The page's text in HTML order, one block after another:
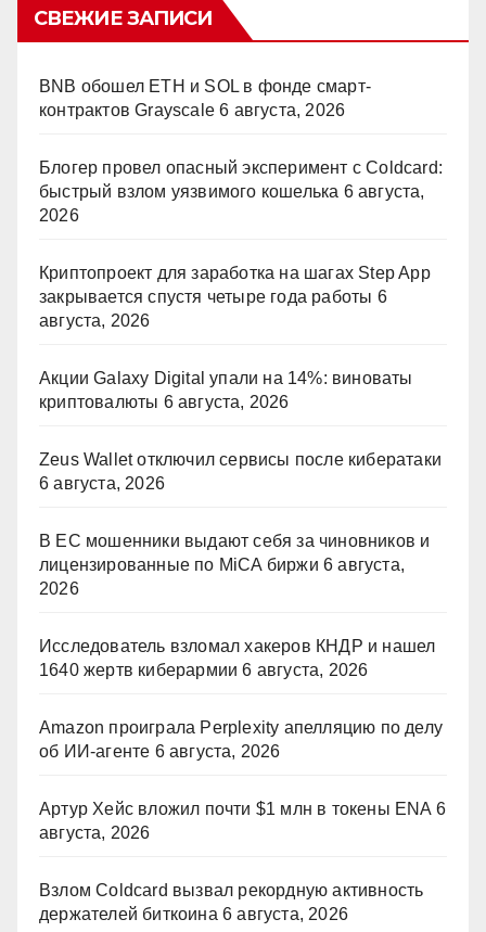
СВЕЖИЕ ЗАПИСИ
BNB обошел ETH и SOL в фонде смарт-
контрактов Grayscale 6 августа, 2026
Блогер провел опасный эксперимент с Coldcard:
быстрый взлом уязвимого кошелька 6 августа,
2026
Криптопроект для заработка на шагах Step App
закрывается спустя четыре года работы 6
августа, 2026
Акции Galaxy Digital упали на 14%: виноваты
криптовалюты 6 августа, 2026
Zeus Wallet отключил сервисы после кибератаки
6 августа, 2026
В ЕС мошенники выдают себя за чиновников и
лицензированные по MiCA биржи 6 августа,
2026
Исследователь взломал хакеров КНДР и нашел
1640 жертв киберармии 6 августа, 2026
Amazon проиграла Perplexity апелляцию по делу
об ИИ-агенте 6 августа, 2026
Артур Хейс вложил почти $1 млн в токены ENA 6
августа, 2026
Взлом Coldcard вызвал рекордную активность
держателей биткоина 6 августа, 2026